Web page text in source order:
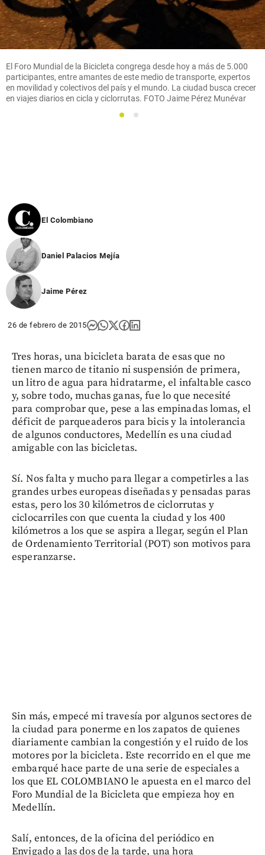
El Foro Mundial de la Bicicleta congrega desde hoy a más de 5.000
participantes, entre amantes de este medio de transporte, expertos
en movilidad y colectivos del país y el mundo. La ciudad busca crecer
en viajes diarios en cicla y ciclorrutas. FOTO Jaime Pérez Munévar
1 2
El Colombiano
Daniel Palacios Mejía
Jaime Pérez
26 de febrero de 2015
Tres horas, una bicicleta barata de esas que no
tienen marco de titanio ni suspensión de primera,
un litro de agua para hidratarme, el infaltable casco
y, sobre todo, muchas ganas, fue lo que necesité
para comprobar que, pese a las empinadas lomas, el
déficit de parqueaderos para bicis y la intolerancia
de algunos conductores, Medellín es una ciudad
amigable con las bicicletas.
Sí. Nos falta y mucho para llegar a competirles a las
grandes urbes europeas diseñadas y pensadas paras
estas, pero los 30 kilómetros de ciclorrutas y
ciclocarriles con que cuenta la ciudad y los 400
kilómetros a los que se aspira a llegar, según el Plan
de Ordenamiento Territorial (POT) son motivos para
esperanzarse.
Sin más, empecé mi travesía por algunos sectores de
la ciudad para ponerme en los zapatos de quienes
diariamente cambian la congestión y el ruido de los
motores por la bicicleta. Este recorrido en el que me
embarqué hace parte de una serie de especiales a
los que EL COLOMBIANO le apuesta en el marco del
Foro Mundial de la Bicicleta que empieza hoy en
Medellín.
Salí, entonces, de la oficina del periódico en
Envigado a las dos de la tarde, una hora